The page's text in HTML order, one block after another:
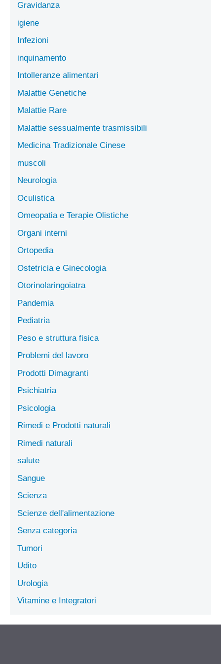
Gravidanza
igiene
Infezioni
inquinamento
Intolleranze alimentari
Malattie Genetiche
Malattie Rare
Malattie sessualmente trasmissibili
Medicina Tradizionale Cinese
muscoli
Neurologia
Oculistica
Omeopatia e Terapie Olistiche
Organi interni
Ortopedia
Ostetricia e Ginecologia
Otorinolaringoiatra
Pandemia
Pediatria
Peso e struttura fisica
Problemi del lavoro
Prodotti Dimagranti
Psichiatria
Psicologia
Rimedi e Prodotti naturali
Rimedi naturali
salute
Sangue
Scienza
Scienze dell'alimentazione
Senza categoria
Tumori
Udito
Urologia
Vitamine e Integratori